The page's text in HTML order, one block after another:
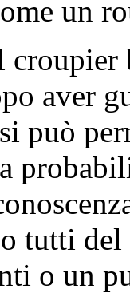
un
croupier
aver
può
tutti
o un